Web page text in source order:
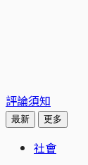
評論須知
最新 更多
社會